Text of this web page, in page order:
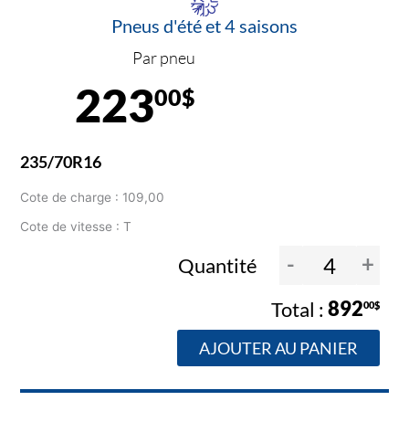
Pneus d'été et 4 saisons
Par pneu
22300$
235/70R16
Cote de charge : 109,00
Cote de vitesse : T
Quantité - +
89200$
AJOUTER AU PANIER